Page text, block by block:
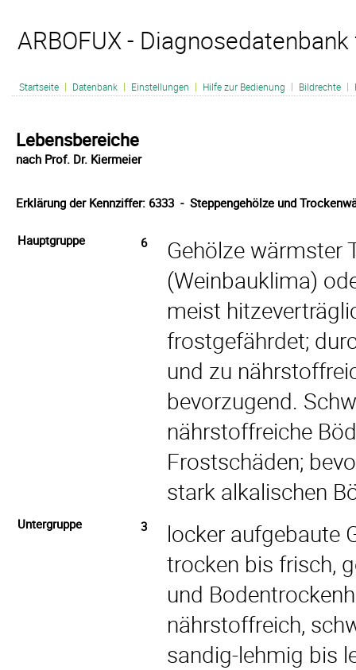
ARBOFUX -
Startseite | Datenbank | Einstellungen | Hilfe zur Bedienung | Bildrechte |
Lebensbereiche
nach Prof. Dr. Kiermeier
Erklärung der Kennziffer: 6333 - Steppengehölze und
Hauptgruppe 6
Gehölze wärmster
(Weinbauklima)
meist
frostgefährdet;
und zu
bevorzugend.
nährstoffreiche
Frostschäden;
stark alkalischen
Untergruppe 3
locker aufgebaute
trocken bis frisch,
und
nährstoffreich,
sandig-lehmig bis